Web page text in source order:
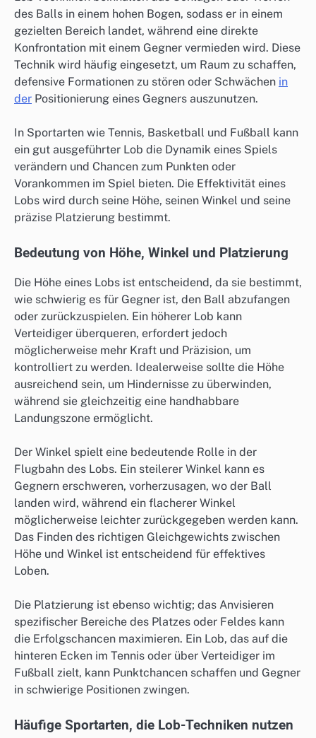
des Balls in einem hohen Bogen, sodass er in einem
gezielten Bereich landet, während eine direkte
Konfrontation mit einem Gegner vermieden wird. Diese
Technik wird häufig eingesetzt, um Raum zu schaffen,
defensive Formationen zu stören oder Schwächen in
der Positionierung eines Gegners auszunutzen.
In Sportarten wie Tennis, Basketball und Fußball kann
ein gut ausgeführter Lob die Dynamik eines Spiels
verändern und Chancen zum Punkten oder
Vorankommen im Spiel bieten. Die Effektivität eines
Lobs wird durch seine Höhe, seinen Winkel und seine
präzise Platzierung bestimmt.
Bedeutung von Höhe, Winkel und Platzierung
Die Höhe eines Lobs ist entscheidend, da sie bestimmt,
wie schwierig es für Gegner ist, den Ball abzufangen
oder zurückzuspielen. Ein höherer Lob kann
Verteidiger überqueren, erfordert jedoch
möglicherweise mehr Kraft und Präzision, um
kontrolliert zu werden. Idealerweise sollte die Höhe
ausreichend sein, um Hindernisse zu überwinden,
während sie gleichzeitig eine handhabbare
Landungszone ermöglicht.
Der Winkel spielt eine bedeutende Rolle in der
Flugbahn des Lobs. Ein steilerer Winkel kann es
Gegnern erschweren, vorherzusagen, wo der Ball
landen wird, während ein flacherer Winkel
möglicherweise leichter zurückgegeben werden kann.
Das Finden des richtigen Gleichgewichts zwischen
Höhe und Winkel ist entscheidend für effektives
Loben.
Die Platzierung ist ebenso wichtig; das Anvisieren
spezifischer Bereiche des Platzes oder Feldes kann
die Erfolgschancen maximieren. Ein Lob, das auf die
hinteren Ecken im Tennis oder über Verteidiger im
Fußball zielt, kann Punktchancen schaffen und Gegner
in schwierige Positionen zwingen.
Häufige Sportarten, die Lob-Techniken nutzen